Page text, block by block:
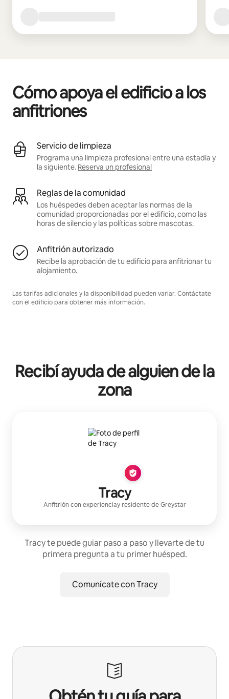
Cómo apoya el edificio a los
anfitriones
Servicio de limpieza
Programa una limpieza profesional entre una estadía y
la siguiente. Reserva un profesional
Reglas de la comunidad
Los huéspedes deben aceptar las normas de la
comunidad proporcionadas por el edificio, como las
horas de silencio y las políticas sobre mascotas.
Anfitrión autorizado
Recibe la aprobación de tu edificio para anfitrionar tu
alojamiento.
Las tarifas adicionales y la disponibilidad pueden variar. Contáctate
con el edificio para obtener más información.
Recibí ayuda de alguien de la
zona
Tracy
Anfitrión con experienciay residente deGreystar
Tracy te puede guiar paso a paso y llevarte de tu
primera pregunta a tu primer huésped.
Comunícate con Tracy